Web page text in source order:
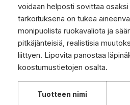
voidaan helposti sovittaa
tarkoituksena on tukea
monipuolista ruokavaliota ja
pitkäjänteisiä, realistisia
liittyen. Lipovita panostaa
koostumustietojen osalta.
Tuotteen nimi